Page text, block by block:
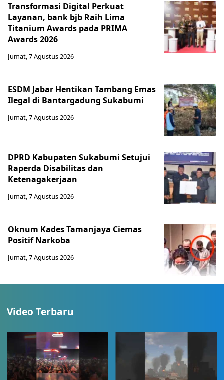
Transformasi Digital Perkuat
Layanan, bank bjb Raih Lima
Titanium Awards pada PRIMA
Awards 2026
Jumat, 7 Agustus 2026
ESDM Jabar Hentikan Tambang Emas
Ilegal di Bantargadung Sukabumi
Jumat, 7 Agustus 2026
DPRD Kabupaten Sukabumi Setujui
Raperda Disabilitas dan
Ketenagakerjaan
Jumat, 7 Agustus 2026
Oknum Kades Tamanjaya Ciemas
Positif Narkoba
Jumat, 7 Agustus 2026
Video Terbaru